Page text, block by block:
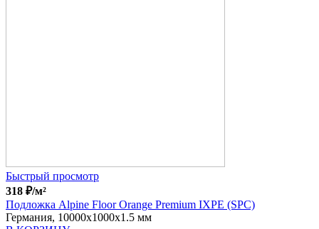
Быстрый просмотр
318 ₽/м²
Подложка Alpine Floor Orange Premium IXPE (SPC)
Германия, 10000x1000x1.5 мм